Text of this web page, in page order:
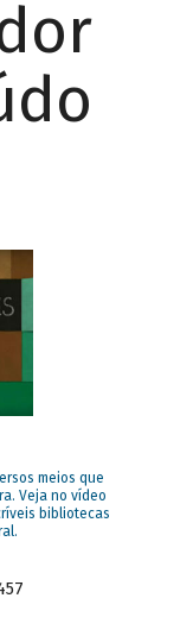
meios que
Veja no vídeo
bibliotecas